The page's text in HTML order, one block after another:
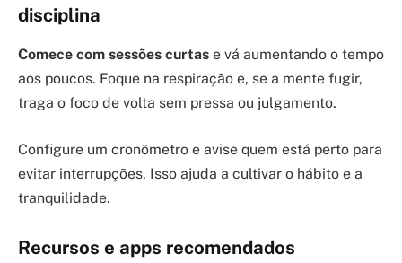
disciplina
Comece com sessões curtas e vá aumentando o tempo
aos poucos. Foque na respiração e, se a mente fugir,
traga o foco de volta sem pressa ou julgamento.
Configure um cronômetro e avise quem está perto para
evitar interrupções. Isso ajuda a cultivar o hábito e a
tranquilidade.
Recursos e apps recomendados